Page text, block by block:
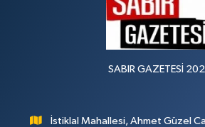
SABIR GAZETESİ
İstiklal Mahallesi, Ahmet Güzel